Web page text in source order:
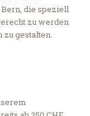
die speziell
zu werden
zu gestalten.